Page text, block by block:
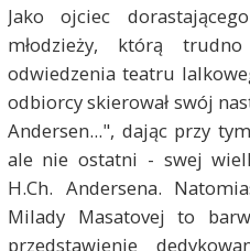
Jako ojciec
młodzieży, którą
odwiedzenia teatru
odbiorcy skierował swój
Andersen...", dając przy
ale nie ostatni - swej
H.Ch. Andersena.
Milady Masatovej to
przedstawienie